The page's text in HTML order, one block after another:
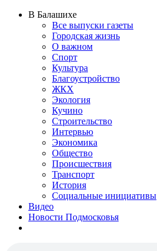
В Балашихе
Все выпуски газеты
Городская жизнь
О важном
Спорт
Культура
Благоустройство
ЖКХ
Экология
Кучино
Строительство
Интервью
Экономика
Общество
Происшествия
Транспорт
История
Социальные инициативы
Видео
Новости Подмосковья